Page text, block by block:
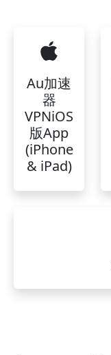
Au加速
器
VPNiOS
版App
(iPhone
& iPad)